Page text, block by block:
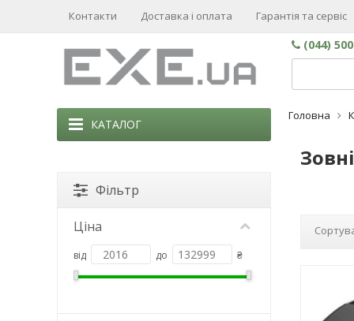
Контакти Доставка і оплата Гарантія та сервіс
(044)
КАТАЛОГ
Головна
Фільтр
Ціна
від до ₴